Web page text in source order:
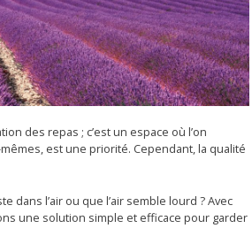
des repas ; c’est un espace où l’on
est une priorité. Cependant, la qualité
dans l’air ou que l’air semble lourd ? Avec
une solution simple et efficace pour garder